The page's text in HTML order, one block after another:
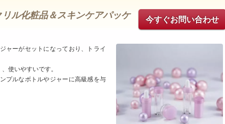
今すぐお問い合わせ
ル化粧品＆スキンケアパッケ
ャーがセットになっており、トライ
使いやすいです。
プルなボトルやジャーに高級感を与